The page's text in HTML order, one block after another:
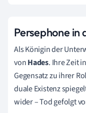
Persephone
Als Königin der
vonHades. Ihre Zeit
Gegensatz zu ihrer
duale Existenz
wider – Tod gefolgt